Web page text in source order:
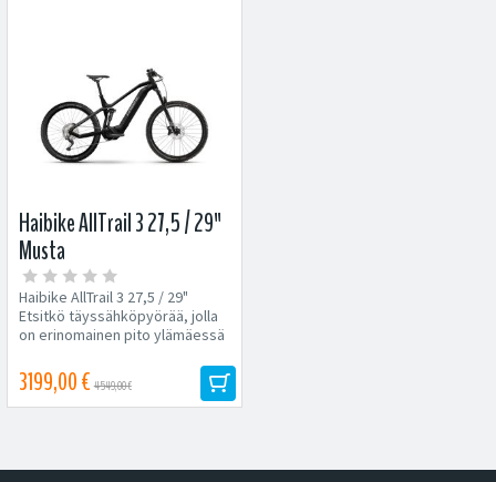
Haibike AllTrail 3 27,5 / 29"
Musta
Haibike AllTrail 3 27,5 / 29"
Etsitkö täyssähköpyörää, jolla
on erinomainen pito ylämäessä
3199,00 € 4549,00 €